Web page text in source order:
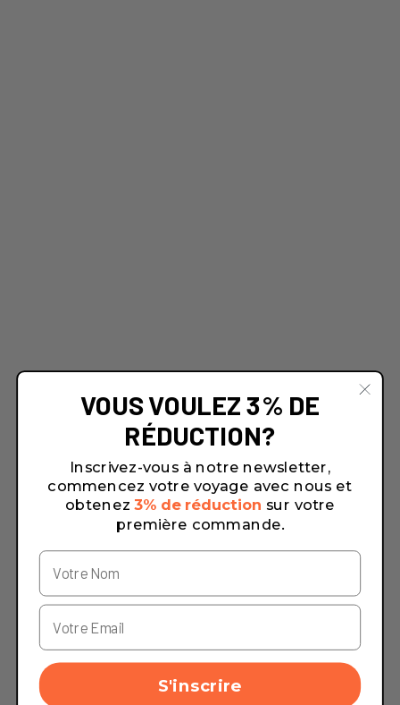
VOUS VOULEZ 3% DE
RÉDUCTION?
Inscrivez-vous à notre newsletter,
commencez votre voyage avec nous et
obtenez 3% de réduction sur votre
première commande.
S'inscrire